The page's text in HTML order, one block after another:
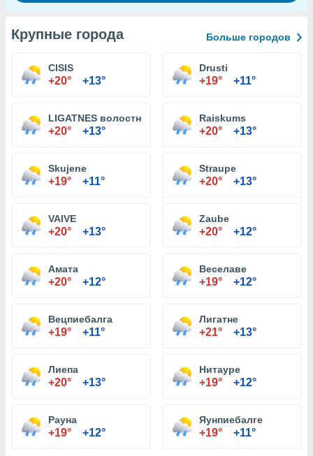
Крупные города Больше городов
CISIS
+20° +13°
Drusti
+19° +11°
LIGATNES волостного
+20° +13°
Raiskums
+20° +13°
Skujene
+19° +11°
Straupe
+20° +13°
VAIVE
+20° +13°
Zaube
+20° +12°
Амата
+20° +12°
Веселаве
+19° +12°
Вецпиебалга
+19° +11°
Лигатне
+21° +13°
Лиепа
+20° +13°
Нитауре
+19° +12°
Рауна
+19° +12°
Яунпиебалге
+19° +11°